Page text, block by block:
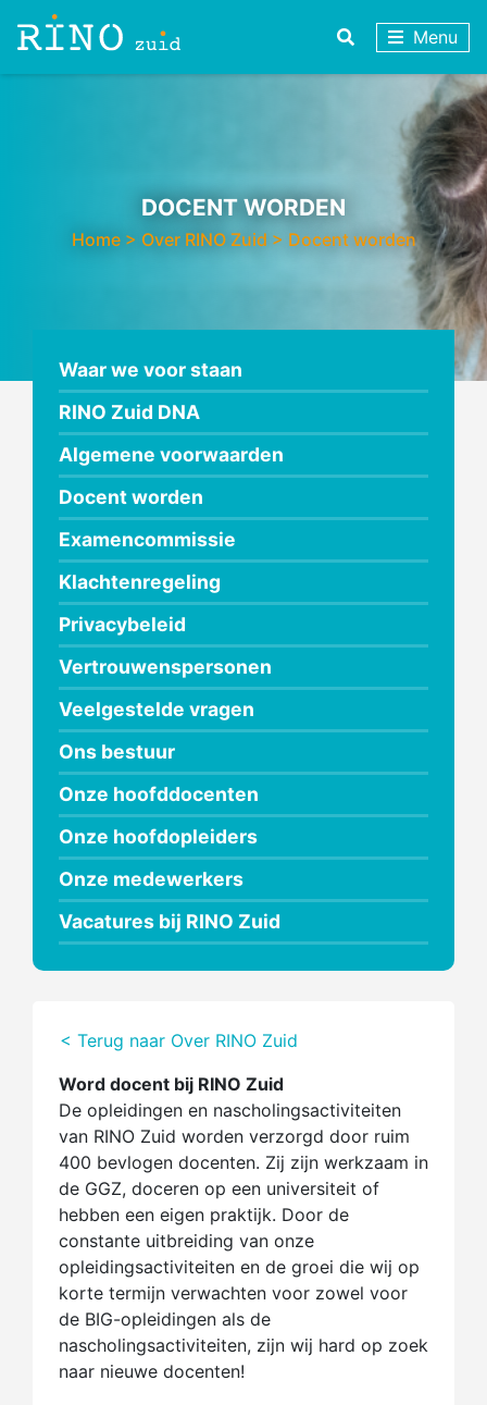
Menu
DOCENT WORDEN
Home> Over RINO Zuid > Docent worden
Waar we voor staan
RINO Zuid DNA
Algemene voorwaarden
Docent worden
Examencommissie
Klachtenregeling
Privacybeleid
Vertrouwenspersonen
Veelgestelde vragen
Ons bestuur
Onze hoofddocenten
Onze hoofdopleiders
Onze medewerkers
Vacatures bij RINO Zuid
< Terug naar Over RINO Zuid
Word docent bij RINO Zuid
De opleidingen en nascholingsactiviteiten
van RINO Zuid worden verzorgd door ruim
400 bevlogen docenten. Zij zijn werkzaam in
de GGZ, doceren op een universiteit of
hebben een eigen praktijk. Door de
constante uitbreiding van onze
opleidingsactiviteiten en de groei die wij op
korte termijn verwachten voor zowel voor
de BIG-opleidingen als de
nascholingsactiviteiten, zijn wij hard op zoek
naar nieuwe docenten!